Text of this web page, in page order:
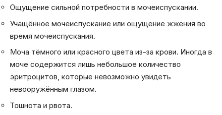
Ощущение сильной потребности в мочеиспускании.
Учащённое мочеиспускание или ощущение жжения во
время мочеиспускания.
Моча тёмного или красного цвета из-за крови. Иногда в
моче содержится лишь небольшое количество
эритроцитов, которые невозможно увидеть
невооружённым глазом.
Тошнота и рвота.